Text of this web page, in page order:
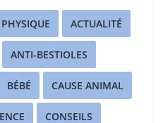
ACTUALITÉ
ANTI-BESTIOLES
BÉBÉ CAUSE ANIMAL
CONSEILS